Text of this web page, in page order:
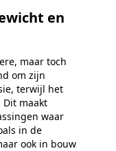
en
maar toch
om zijn
terwijl het
maakt
waar
in de
ook in bouw